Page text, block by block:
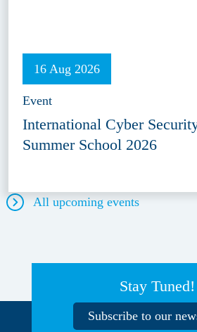
16 Aug 2026
Event
International Cyber
Summer School 2026
All upcoming events
Stay Tuned!
Subscribe to our